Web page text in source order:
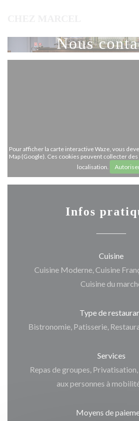
Nous
Pour afficher la carte interactive Waze, vous
Map (Google). Ces cookies peuvent collecter
localisation.
Infos
Cuisine
Cuisine Moderne, Cuisine
Cuisine du
Type de
Bistronomie, Patisserie,
Services
Repas de groupes,
aux personnes à
Moyens de